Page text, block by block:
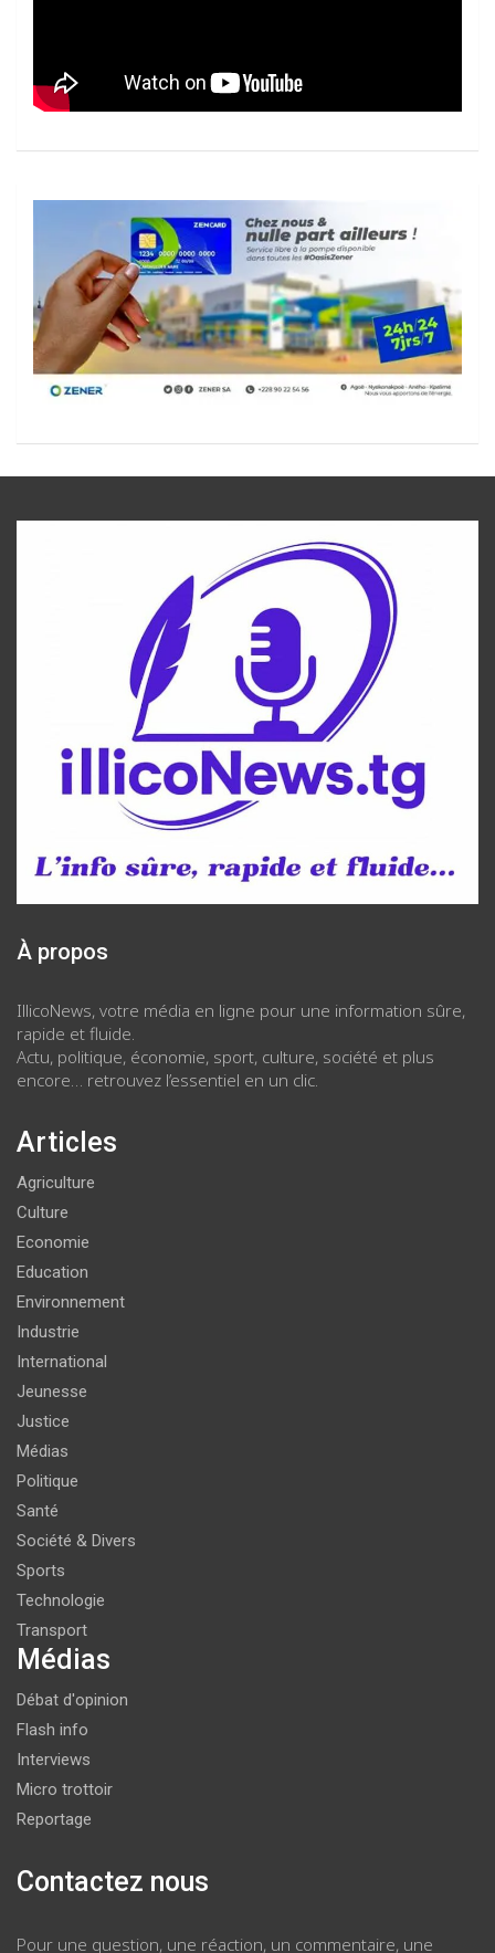
À propos
IllicoNews, votre média en ligne pour une information sûre,
rapide et fluide.
Actu, politique, économie, sport, culture, société et plus
encore… retrouvez l’essentiel en un clic.
Articles
Agriculture
Culture
Economie
Education
Environnement
Industrie
International
Jeunesse
Justice
Médias
Politique
Santé
Société & Divers
Sports
Technologie
Transport
Médias
Débat d'opinion
Flash info
Interviews
Micro trottoir
Reportage
Contactez nous
Pour une question, une réaction, un commentaire, une